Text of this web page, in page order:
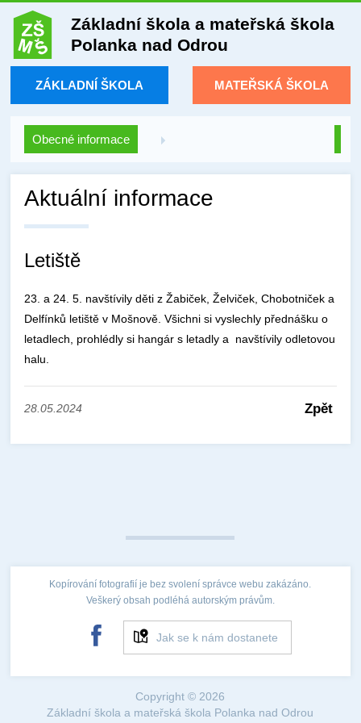
Základní škola a mateřská škola
Polanka nad Odrou
ZÁKLADNÍ ŠKOLA MATEŘSKÁ ŠKOLA
Obecné informace
Aktuální informace
Letiště
23. a 24. 5. navštívily děti z Žabiček, Želviček, Chobotniček a
Delfínků letiště v Mošnově. Všichni si vyslechly přednášku o
letadlech, prohlédly si hangár s letadly a navštívily odletovou
halu.
28.05.2024 Zpět
Kopírování fotografií je bez svolení správce webu zakázáno.
Veškerý obsah podléhá autorským právům.
Jak se k nám dostanete
Copyright © 2026
Základní škola a mateřská škola Polanka nad Odrou